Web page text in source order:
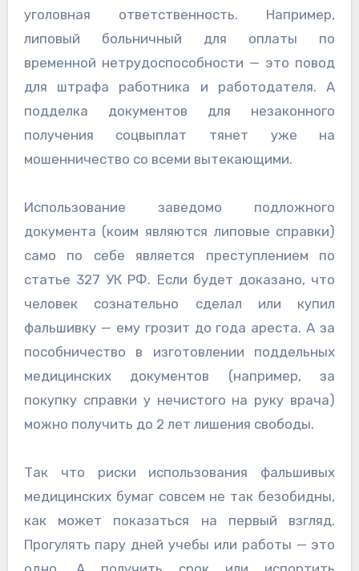
уголовная ответственность. Например,
липовый больничный для оплаты по
временной нетрудоспособности — это повод
для штрафа работника и работодателя. А
подделка документов для незаконного
получения соцвыплат тянет уже на
мошенничество со всеми вытекающими.
Использование заведомо подложного
документа (коим являются липовые справки)
само по себе является преступлением по
статье 327 УК РФ. Если будет доказано, что
человек сознательно сделал или купил
фальшивку — ему грозит до года ареста. А за
пособничество в изготовлении поддельных
медицинских документов (например, за
покупку справки у нечистого на руку врача)
можно получить до 2 лет лишения свободы.
Так что риски использования фальшивых
медицинских бумаг совсем не так безобидны,
как может показаться на первый взгляд.
Прогулять пару дней учебы или работы — это